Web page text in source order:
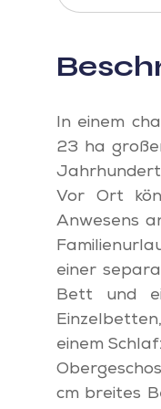
In einem
23 ha
Vor Ort
Anwesens
einer
Bett und
einem
cm breites